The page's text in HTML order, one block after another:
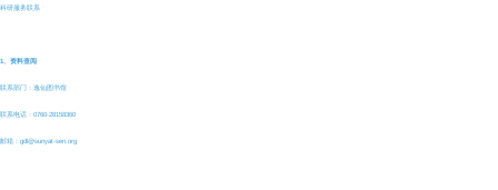
科研服务联系
1、资料查阅
联系部门：逸仙图书馆
联系电话：0760-28158360
邮箱：gdl@sunyat-sen.org